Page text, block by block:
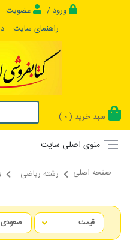
ورود / عضویت
راهنمای سایت
سبد خرید ( 0
)
منوی اصلی سایت
صفحه اصلی رشته ریاضی